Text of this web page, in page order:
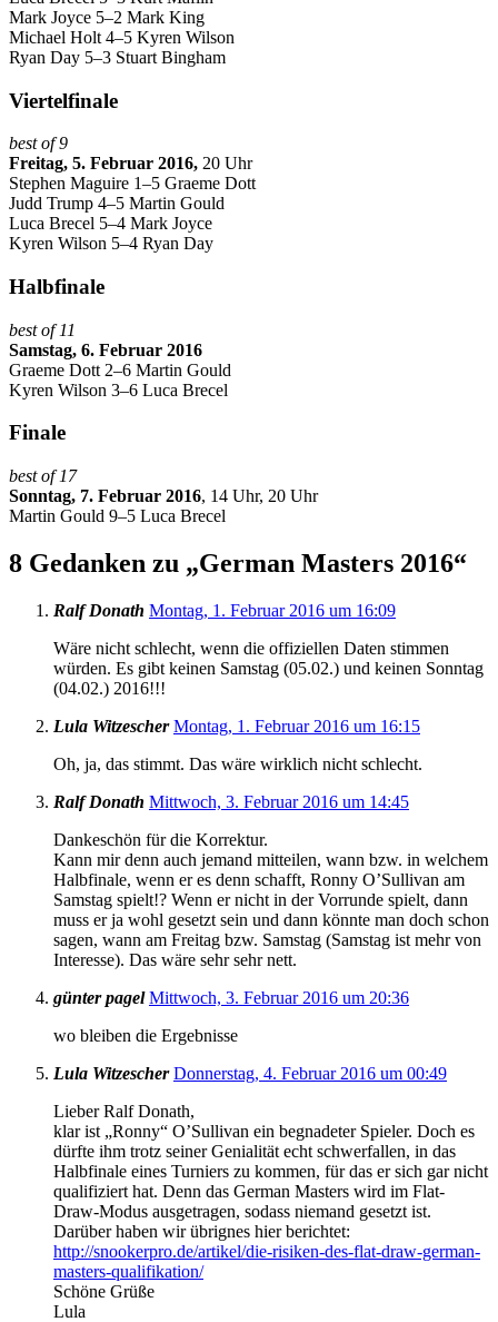
Mark Joyce 5–2 Mark King
Michael Holt 4–5 Kyren Wilson
Ryan Day 5–3 Stuart Bingham
Viertelfinale
best of 9
Freitag, 5. Februar 2016, 20 Uhr
Stephen Maguire 1–5 Graeme Dott
Judd Trump 4–5 Martin Gould
Luca Brecel 5–4 Mark Joyce
Kyren Wilson 5–4 Ryan Day
Halbfinale
best of 11
Samstag, 6. Februar 2016
Graeme Dott 2–6 Martin Gould
Kyren Wilson 3–6 Luca Brecel
Finale
best of 17
Sonntag, 7. Februar 2016, 14 Uhr, 20 Uhr
Martin Gould 9–5 Luca Brecel
8 Gedanken zu „German Masters 2016“
Ralf Donath Montag, 1. Februar 2016 um 16:09
Wäre nicht schlecht, wenn die offiziellen Daten stimmen
würden. Es gibt keinen Samstag (05.02.) und keinen Sonntag
(04.02.) 2016!!!
Lula Witzescher Montag, 1. Februar 2016 um 16:15
Oh, ja, das stimmt. Das wäre wirklich nicht schlecht.
Ralf Donath Mittwoch, 3. Februar 2016 um 14:45
Dankeschön für die Korrektur.
Kann mir denn auch jemand mitteilen, wann bzw. in welchem
Halbfinale, wenn er es denn schafft, Ronny O’Sullivan am
Samstag spielt!? Wenn er nicht in der Vorrunde spielt, dann
muss er ja wohl gesetzt sein und dann könnte man doch schon
sagen, wann am Freitag bzw. Samstag (Samstag ist mehr von
Interesse). Das wäre sehr sehr nett.
günter pagel Mittwoch, 3. Februar 2016 um 20:36
wo bleiben die Ergebnisse
Lula Witzescher Donnerstag, 4. Februar 2016 um 00:49
Lieber Ralf Donath,
klar ist „Ronny“ O’Sullivan ein begnadeter Spieler. Doch es
dürfte ihm trotz seiner Genialität echt schwerfallen, in das
Halbfinale eines Turniers zu kommen, für das er sich gar nicht
qualifiziert hat. Denn das German Masters wird im Flat-
Draw-Modus ausgetragen, sodass niemand gesetzt ist.
Darüber haben wir übrignes hier berichtet:
http://snookerpro.de/artikel/die-risiken-des-flat-draw-german-
masters-qualifikation/
Schöne Grüße
Lula